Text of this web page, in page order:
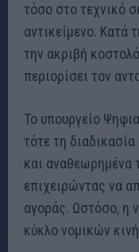
τόσο στο τεχνικό
αντικείμενο. Κατά
την ακριβή
περιορίσει τον
Το υπουργείο
τότε τη
και αναθεωρημένα
επιχειρώντας να
αγοράς. Ωστόσο, η
κύκλο νομικών